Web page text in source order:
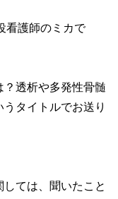
看護師のミカで
透析や多発性骨髄
タイトルでお送り
しては、聞いたこと